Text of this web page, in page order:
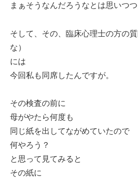
まぁそうなんだろうなとは思いつつ
そして、その、臨床心理士の方の
な）
には
今回私も同席したんですが。
その検査の前に
母がやたら何度も
同じ紙を出してながめていたので
何やろう？
と思って見てみると
その紙に